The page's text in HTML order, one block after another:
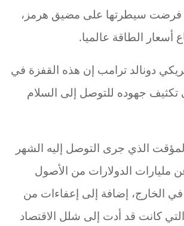
فرضت سيطرتها على مضيق هرمز،
أسعار الطاقة عالميا.
دونالد ترامب إن هذه القفزة في
تكثيف جهوده للتوصل إلى السلام
الذي جرى التوصل إليه الشهر
مليارات الدولارات من الأصول
في الخارج، إضافة إلى إعفاءات من
التي كانت قد أدت إلى شلل الاقتصاد